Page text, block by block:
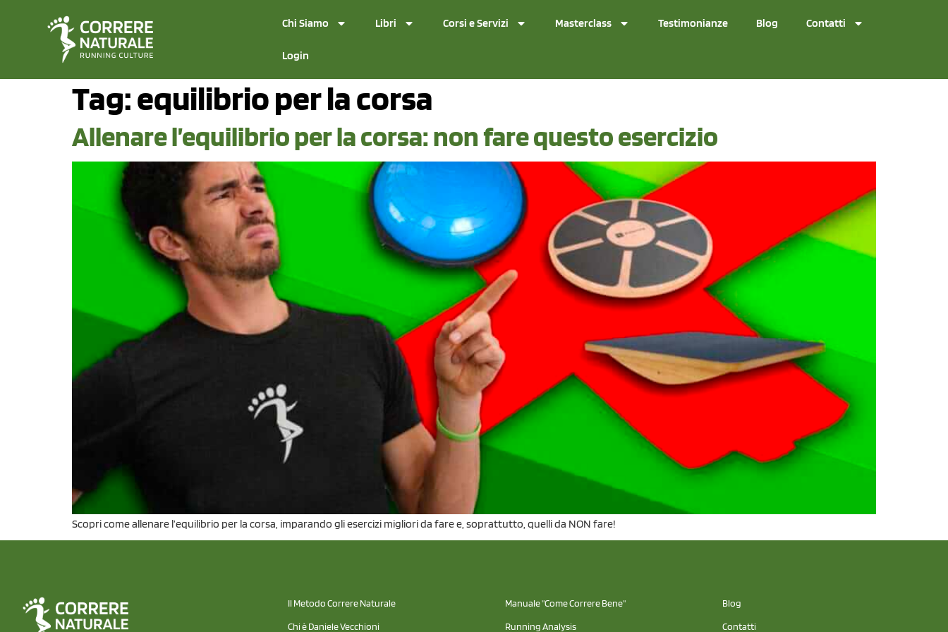
Chi Siamo Libri Corsi e Servizi Masterclass Testimonianze Blog Contatti
Login
Tag:equilibrio per la corsa
Allenare l’equilibrio per la corsa: non fare questo esercizio
Scopri come allenare l’equilibrio per la corsa, imparando gli esercizi migliori da fare e, soprattutto, quelli da NON fare!
Il Metodo Correre Naturale
Chi è Daniele Vecchioni
Manuale "Come Correre Bene"
Running Analysis
Blog
Contatti